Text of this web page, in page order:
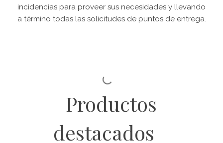
incidencias para proveer sus necesidades y llevando
a término todas las solicitudes de puntos de entrega.
Productos
destacados